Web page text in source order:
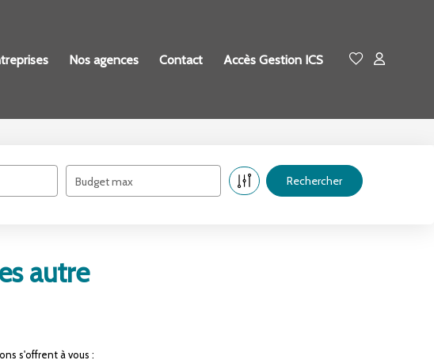
Nos agences Contact Accès Gestion ICS
Budget max
autre
s'offrent à vous :